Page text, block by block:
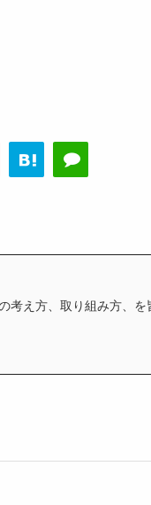
考え方、取り組み方、